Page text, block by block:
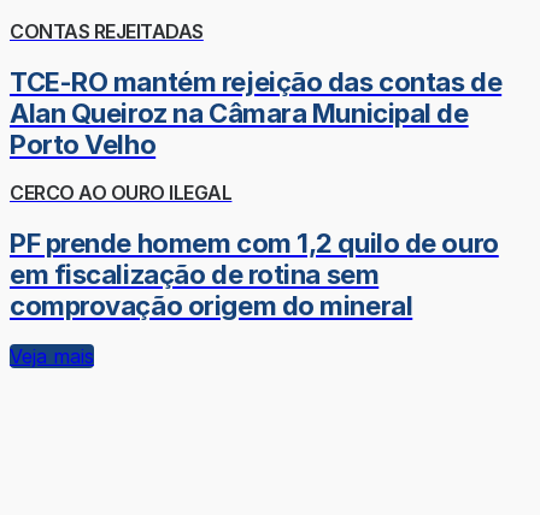
CONTAS REJEITADAS
TCE-RO mantém rejeição das contas de
Alan Queiroz na Câmara Municipal de
Porto Velho
CERCO AO OURO ILEGAL
PF prende homem com 1,2 quilo de ouro
em fiscalização de rotina sem
comprovação origem do mineral
Veja mais